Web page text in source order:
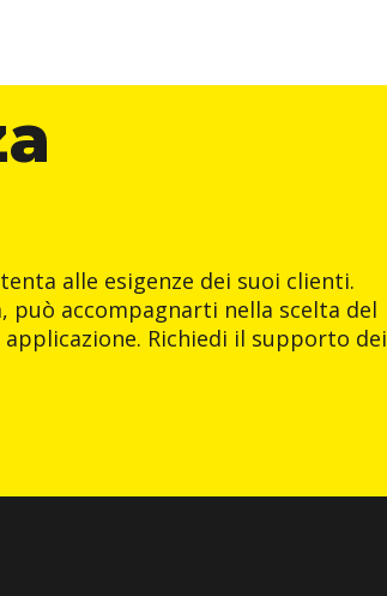
alle esigenze dei suoi clienti.
può accompagnarti nella scelta del
Richiedi il supporto dei